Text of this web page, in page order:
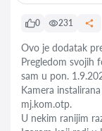
0 231
Ovo je dodatak
Pregledom svojih
sam u pon.
Kamera
mj.kom.otp.
U nekim ranijim